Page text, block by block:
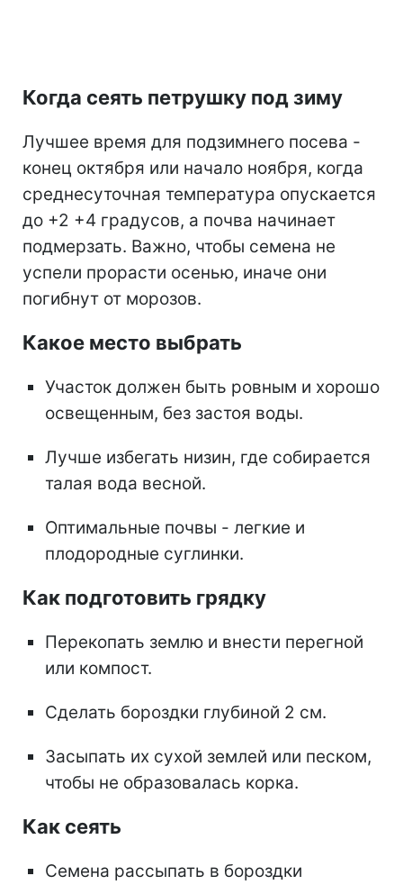
Когда сеять петрушку под зиму
Лучшее время для подзимнего посева -
конец октября или начало ноября, когда
среднесуточная температура опускается
до +2 +4 градусов, а почва начинает
подмерзать. Важно, чтобы семена не
успели прорасти осенью, иначе они
погибнут от морозов.
Какое место выбрать
Участок должен быть ровным и хорошо
освещенным, без застоя воды.
Лучше избегать низин, где собирается
талая вода весной.
Оптимальные почвы - легкие и
плодородные суглинки.
Как подготовить грядку
Перекопать землю и внести перегной
или компост.
Сделать бороздки глубиной 2 см.
Засыпать их сухой землей или песком,
чтобы не образовалась корка.
Как сеять
Семена рассыпать в бороздки